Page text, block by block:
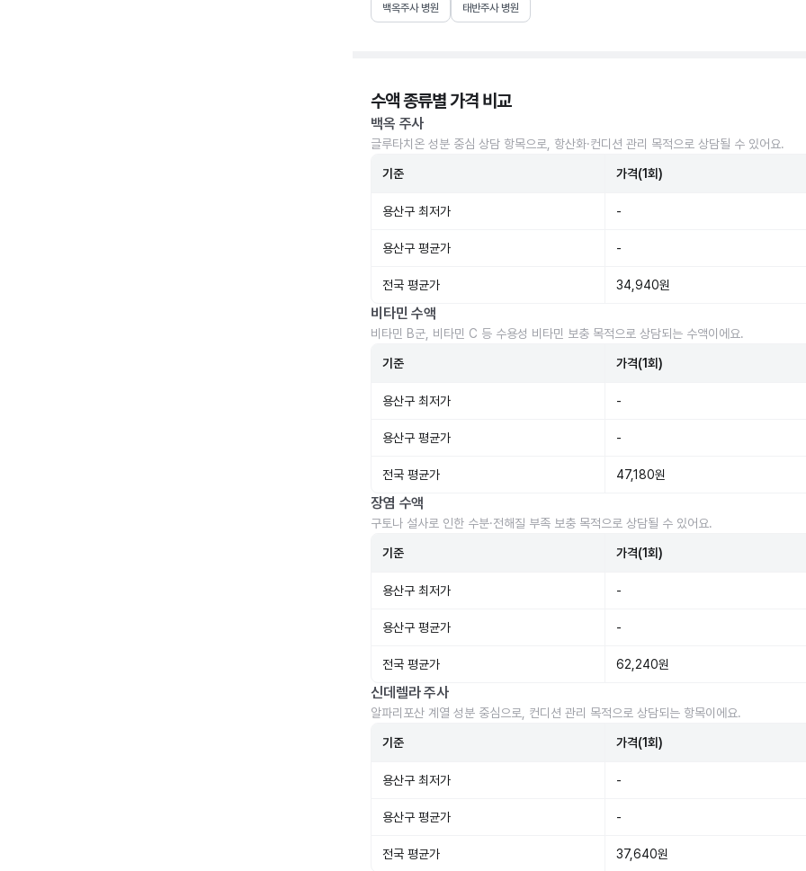
백옥주사 병원 태반주사 병원
수액 종류별 가격 비교
백옥 주사
글루타치온 성분 중심 상담 항목으로, 항산화·컨디션 관리 목적으로 상담될 수 있어요.
기준 가격(1회)
용산구 최저가 -
용산구 평균가 -
전국 평균가 34,940원
비타민 수액
비타민 B군, 비타민 C 등 수용성 비타민 보충 목적으로 상담되는 수액이에요.
기준 가격(1회)
용산구 최저가 -
용산구 평균가 -
전국 평균가 47,180원
장염 수액
구토나 설사로 인한 수분·전해질 부족 보충 목적으로 상담될 수 있어요.
기준 가격(1회)
용산구 최저가 -
용산구 평균가 -
전국 평균가 62,240원
신데렐라 주사
알파리포산 계열 성분 중심으로, 컨디션 관리 목적으로 상담되는 항목이에요.
기준 가격(1회)
용산구 최저가 -
용산구 평균가 -
전국 평균가 37,640원